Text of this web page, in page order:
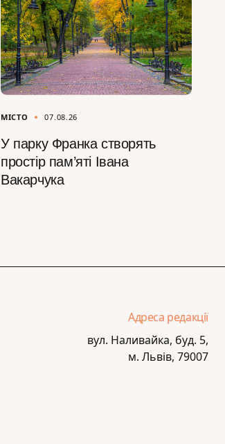
МІСТО 07.08.26
У парку Франка створять
простір пам’яті Івана
Вакарчука
Адреса редакції
вул. Наливайка, буд. 5,
м. Львів, 79007